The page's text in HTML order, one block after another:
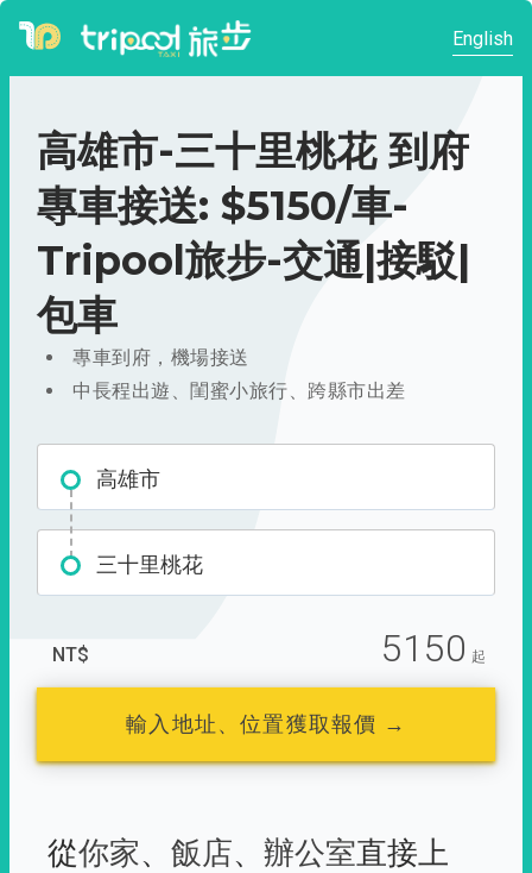
English
高雄市-三十里桃花 到府
專車接送: $5150/車-
Tripool旅步-交通|接駁|
包車
專車到府，機場接送
中長程出遊、閨蜜小旅行、跨縣市出差
高雄市
三十里桃花
NT$ 5150 起
輸入地址、位置獲取報價 →
從你家、 飯店、 辦公室直接上